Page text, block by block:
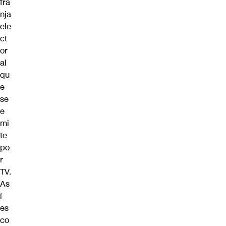
nja
ele
ct
or
al
qu
e
se
e
mi
te
po
r
TV.
As
í
es
co